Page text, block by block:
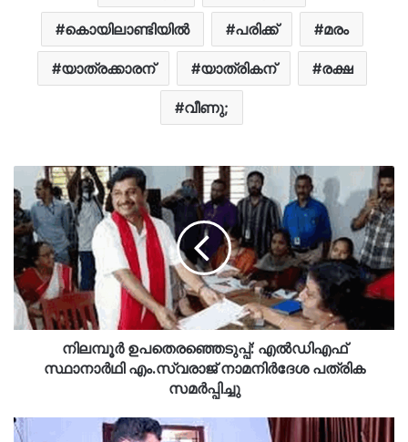
കൊയിലാണ്ടിയിൽ പരിക്ക് മരം
യാത്രക്കാരന് യാത്രികന് രക്ഷ
വീണു;
നിലമ്പൂര്‍ ഉപതെരഞ്ഞെടുപ്പ്: എല്‍ഡിഎഫ്
സ്ഥാനാര്‍ഥി എം.സ്വരാജ് നാമനിര്‍ദേശ പത്രിക
സമര്‍പ്പിച്ചു